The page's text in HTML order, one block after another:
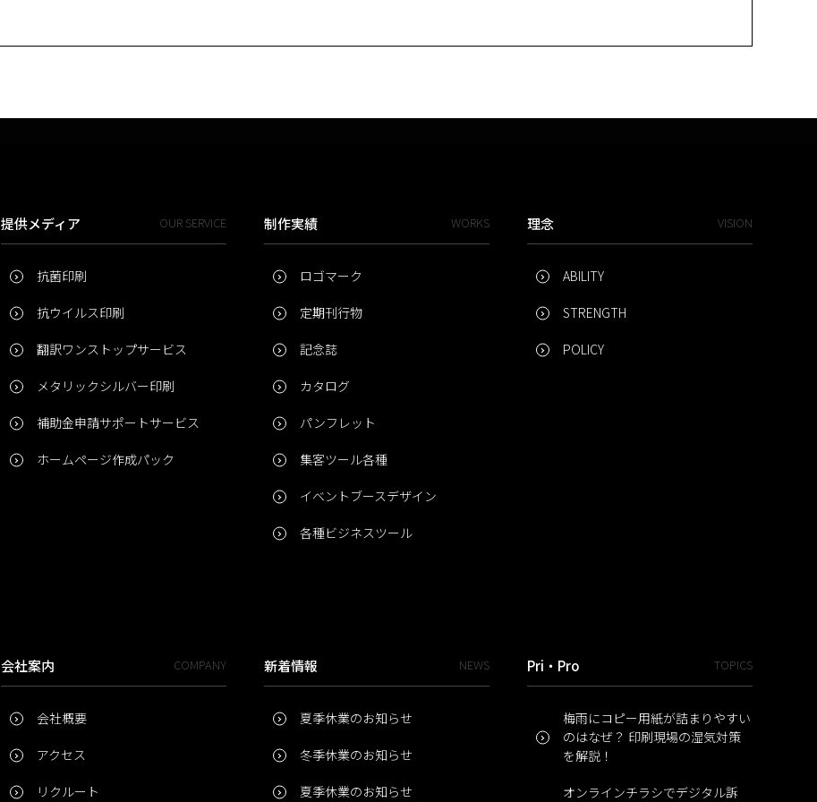
提供メディア OUR SERVICE
抗菌印刷
抗ウイルス印刷
翻訳ワンストップサービス
メタリックシルバー印刷
補助金申請サポートサービス
ホームページ作成パック
制作実績 WORKS
ロゴマーク
定期刊行物
記念誌
カタログ
パンフレット
集客ツール各種
イベントブースデザイン
各種ビジネスツール
理念 VISION
ABILITY
STRENGTH
POLICY
会社案内 COMPANY
会社概要
アクセス
リクルート
新着情報 NEWS
夏季休業のお知らせ
冬季休業のお知らせ
夏季休業のお知らせ
Pri・Pro TOPICS
梅雨にコピー用紙が詰まりやすい
のはなぜ？ 印刷現場の湿気対策
を解説！
オンラインチラシでデジタル訴